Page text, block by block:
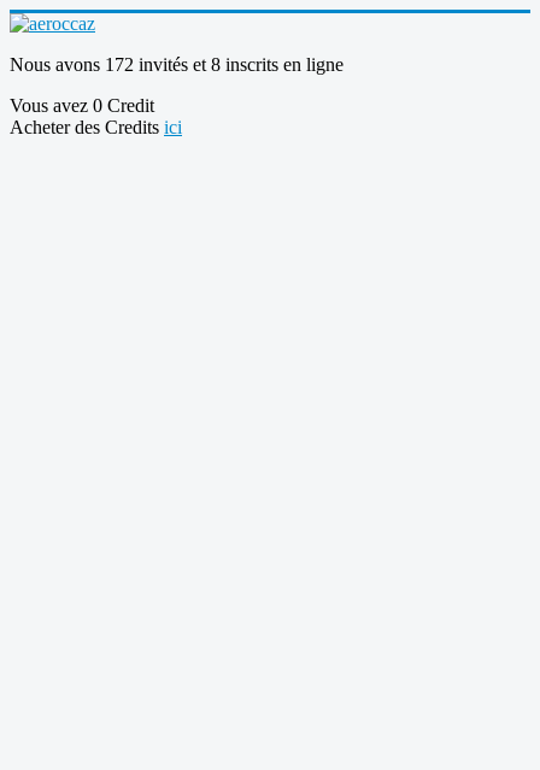
Nous avons 172 invités et 8 inscrits en ligne
Vous avez 0 Credit
Acheter des Credits ici